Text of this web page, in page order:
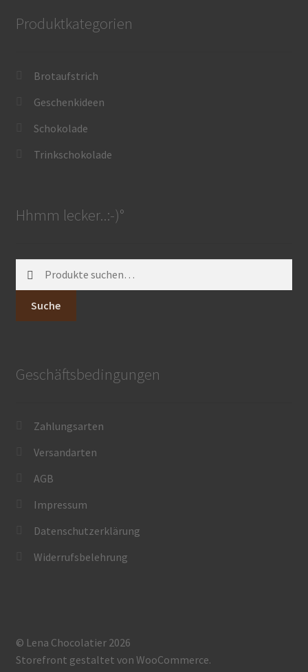
Produktkategorien
Brotaufstrich
Geschenkideen
Schokolade
Trinkschokolade
Hhmm lecker..:-)°
Suche
Geschäftsbedingungen
Zahlungsarten
Versandarten
AGB
Impressum
Datenschutzerklärung
Widerrufsbelehrung
© Lena Chocolatier 2026
Storefront gestaltet von WooCommerce.